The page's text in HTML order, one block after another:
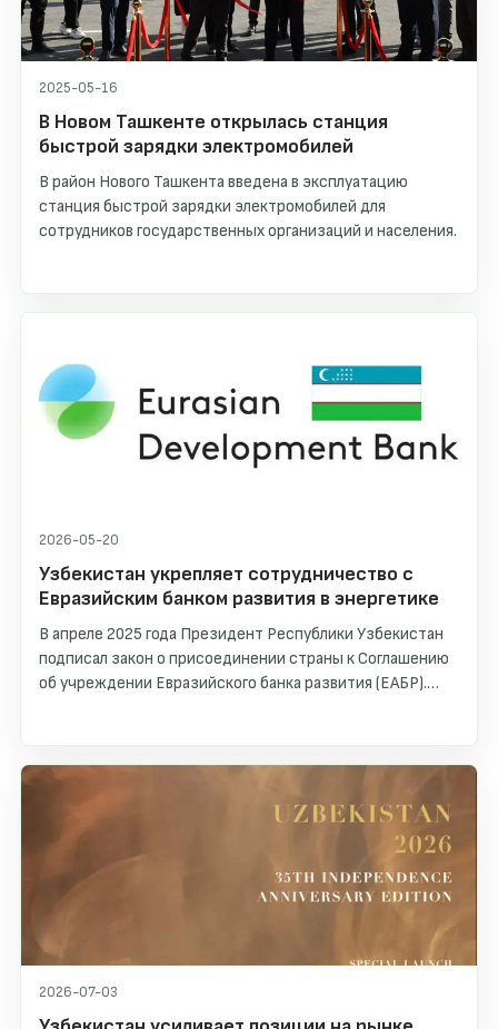
2025-05-16
В Новом Ташкенте открылась станция
быстрой зарядки электромобилей
В район Нового Ташкента введена в эксплуатацию
станция быстрой зарядки электромобилей для
сотрудников государственных организаций и населения.
2026-05-20
Узбекистан укрепляет сотрудничество с
Евразийским банком развития в энергетике
В апреле 2025 года Президент Республики Узбекистан
подписал закон о присоединении страны к Соглашению
об учреждении Евразийского банка развития (ЕАБР).
Ташкенте, что создало новые возможности для
углубления взаимодействия и реализации совместных
инвестиционных проектов.
2026-07-03